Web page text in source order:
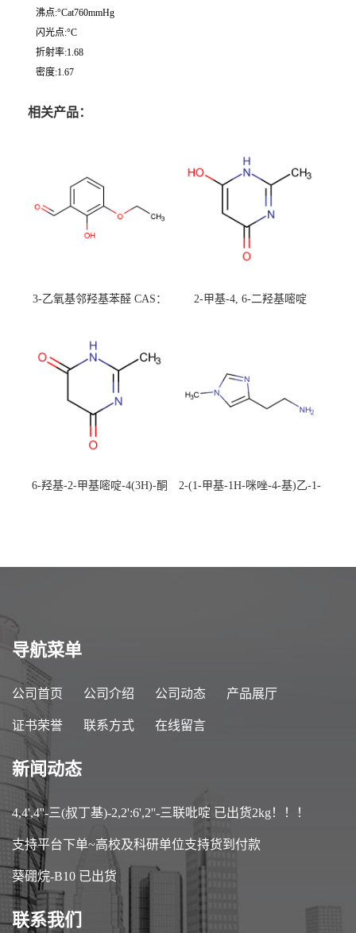
沸点:°Cat760mmHg
闪光点:°C
折射率:1.68
密度:1.67
相关产品：
3-乙氧基邻羟基苯醛 CAS：
校可先用后付
2-甲基-4, 6-二羟基嘧啶
6-羟基-2-甲基嘧啶-4(3H)-酮
2-(1-甲基-1H-咪唑-4-基)乙-1-
导航菜单
公司首页 公司介绍 公司动态 产品展厅
证书荣誉 联系方式 在线留言
新闻动态
4,4',4''-三(叔丁基)-2,2':6',2''-三联吡啶 已出货2kg！！！
支持平台下单~高校及科研单位支持货到付款
葵硼烷-B10 已出货
联系我们